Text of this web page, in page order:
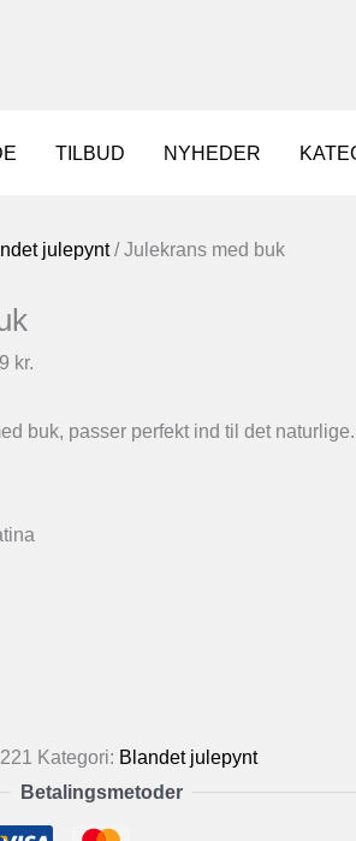
TILBUD NYHEDER
julepynt/ Julekrans med buk
kr.
buk, passer perfekt ind til det naturlige.
Kategori: Blandet julepynt
Betalingsmetoder